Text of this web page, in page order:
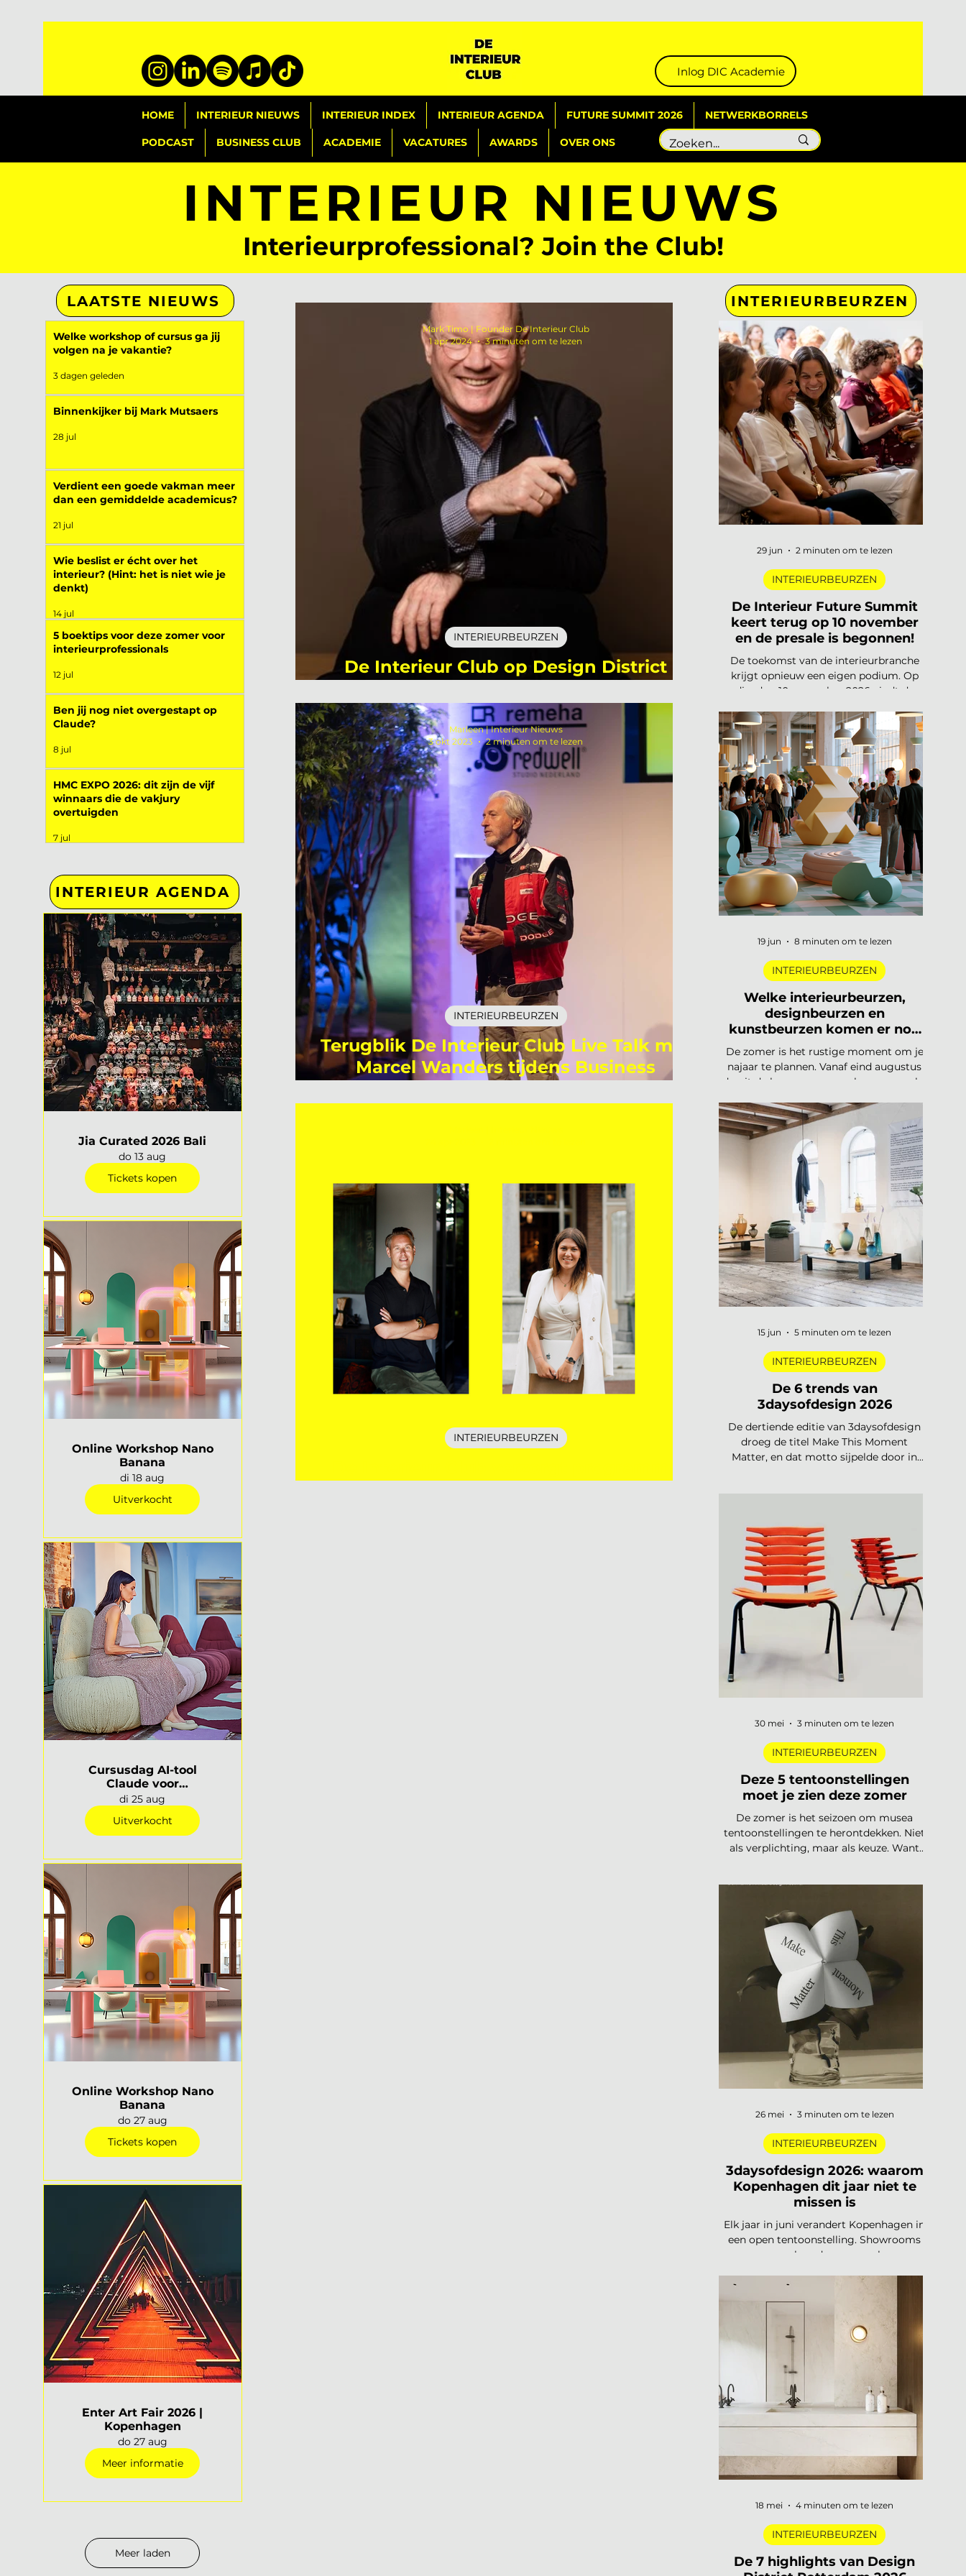
Inlog DIC Academie
HOME INTERIEUR NIEUWS INTERIEUR INDEX INTERIEUR AGENDA FUTURE SUMMIT 2026 NETWERKBORRELS
PODCAST BUSINESS CLUB ACADEMIE VACATURES AWARDS OVER ONS
INTERIEUR NIEUWS
Interieurprofessional? Join the Club!
LAATSTE NIEUWS
Welke workshop of cursus ga jij
volgen na je vakantie?
3 dagen geleden
Binnenkijker bij Mark Mutsaers
28 jul
Verdient een goede vakman meer
dan een gemiddelde academicus?
21 jul
Wie beslist er écht over het
interieur? (Hint: het is niet wie je
denkt)
14 jul
5 boektips voor deze zomer voor
interieurprofessionals
12 jul
Ben jij nog niet overgestapt op
Claude?
8 jul
HMC EXPO 2026: dit zijn de vijf
winnaars die de vakjury
overtuigden
7 jul
INTERIEUR AGENDA
Jia Curated 2026 Bali
do 13 aug
Tickets kopen
Online Workshop Nano
Banana
di 18 aug
Uitverkocht
Cursusdag AI-tool
Claude voor
interieurprofessionals |
di 25 aug
Uitverkocht
Online Workshop Nano
Banana
do 27 aug
Tickets kopen
Enter Art Fair 2026 |
Kopenhagen
do 27 aug
Meer informatie
Meer laden
De Interieur Club op Design District
INTERIEURBEURZEN
Mark Timo | Founder De Interieur Club
1 apr 2024
3 minuten om te lezen
Terugblik De Interieur Club Live Talk met
Marcel Wanders tijdens Business
INTERIEURBEURZEN
Marleen | Interieur Nieuws
3 okt 2023
2 minuten om te lezen
INTERIEURBEURZEN
INTERIEURBEURZEN
De Interieur Future Summit
keert terug op 10 november
en de presale is begonnen!
De toekomst van de interieurbranche
krijgt opnieuw een eigen podium. Op
dinsdag 10 november 2026 vindt de
Summit plaats, dit keer in Vianen. Een
dag waarop de hele branche
samenkomt om vooruit te kijken naar
waar ons vak naartoe beweegt. De
presale is gestart en er zijn vijftig tickets
beschikbaar voor 75 euro, daarna gaat
de prijs naar 125 euro. De Interieur
Future Summit keert terug op 10
november en de presale is begonnen!
Vorig jaar u
INTERIEURBEURZEN
29 jun 2 minuten om te lezen
Welke interieurbeurzen,
designbeurzen en
kunstbeurzen komen er nog
aan in 2026?
De zomer is het rustige moment om je
najaar te plannen. Vanaf eind augustus
draait de beurzencarrousel weer op volle
Belgische agenda die piekt in
september en november, en een
internationale kalender die loopt van
Helsinki tot Miami. Hieronder vind je alle
relevante interieurbeurzen,
designbeurzen en kunstbeurzen van
augustus tot en met december 2026, op
datum gezet. Handig om vast in je
agenda te blokken. Welke
interieurbeurzen, designbeurzen
INTERIEURBEURZEN
19 jun 8 minuten om te lezen
De 6 trends van
3daysofdesign 2026
De dertiende editie van 3daysofdesign
droeg de titel Make This Moment
Matter, en dat motto sijpelde door in
verdwenen. Wat overblijft is koeler,
eerlijker en doordachter: koel metaal,
lage zit, diep bordeaux en een duidelijke
voorkeur voor materiaal met een
verhaal. Dit zijn de zes trends die de
toon zetten voor 2026 en 2027. De 6
trends
INTERIEURBEURZEN
15 jun 5 minuten om te lezen
Deze 5 tentoonstellingen
moet je zien deze zomer
De zomer is het seizoen om musea
tentoonstellingen te herontdekken. Niet
als verplichting, maar als keuze. Want
tentoonstelling waar je letterlijk moet
bewegen om het werk te begrijpen. Van
digitale pioniers in een Depot-zaal tot
marmer dat architectuur omvormt tot
ontmoetingsplek. Vijf tentoonstellingen,
verspreid over Nederland, die de moeite
waard zijn om speci
INTERIEURBEURZEN
30 mei 3 minuten om te lezen
3daysofdesign 2026: waarom
Kopenhagen dit jaar niet te
missen is
Elk jaar in juni verandert Kopenhagen in
een open tentoonstelling. Showrooms
openen hun deuren, merken
designers uit de hele wereld komen
samen in een van de meest visueel
gelaagde steden van Europa. Dat is
3daysofdesign in een zin. En uiteraard
zijn wij er weer bij met De Interieur Club
om verslag te doen. 3daysofdesign is
het grootste designfestival van
Scandinavië. Verspreid over de stad vind
je honderden evenementen: van intieme
INTERIEURBEURZEN
26 mei 3 minuten om te lezen
De 7 highlights van Design
INTERIEURBEURZEN
18 mei 4 minuten om te lezen